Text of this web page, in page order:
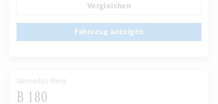
Vergleichen
Fahrzeug anzeigen
Mercedes-Benz
B 180